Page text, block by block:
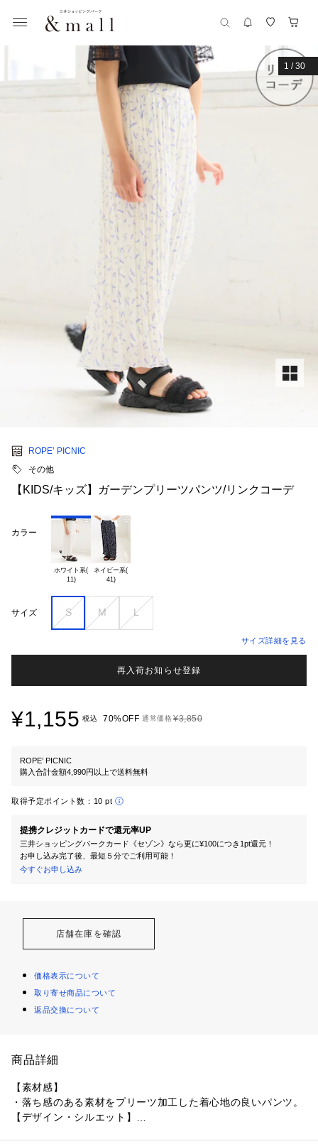
1 /30
ROPE’ PICNIC
その他
【KIDS/キッズ】ガーデンプリーツパンツ/リンクコーデ
カラー
ホワイト系(
11)
ネイビー系(
41)
サイズ S M L
サイズ詳細を見る
再入荷お知らせ登録
¥1,155 税込 70%OFF 通常価格¥3,850
ROPE’ PICNIC
購入合計金額4,990円以上で送料無料
取得予定ポイント数： 10 pt
提携クレジットカードで還元率UP
三井ショッピングパークカード《セゾン》なら更に¥100につき1pt還元！
お申し込み完了後、最短５分でご利用可能！
今すぐお申し込み
店舗在庫を確認
価格表示について
取り寄せ商品について
返品交換について
商品詳細
【素材感】
・落ち感のある素材をプリーツ加工した着心地の良いパンツ。
【デザイン・シルエット】